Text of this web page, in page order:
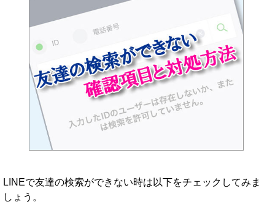
LINEで友達の検索ができない時は以下をチェックしてみま
しょう。